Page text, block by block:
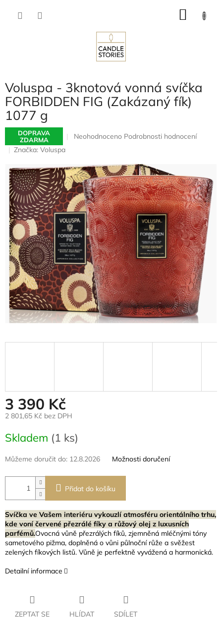
Voluspa - 3knotová vonná svíčka
FORBIDDEN FIG (Zakázaný fík)
1077 g
DOPRAVA
ZDARMA
Průměrné
je
0,0
z
5
hvězdiček.
Neohodnoceno Podrobnosti hodnocení
Značka: Voluspa
3 390 Kč
2 801,65 Kč bez DPH
cena:
Skladem (1 ks)
Můžeme doručit do: 12.8.2026 Možnosti doručení
Přidat do košíku
Svíčka ve Vašem interiéru vykouzlí atmosféru orientálního trhu,
kde voní červené přezrálé fíky a růžový olej z luxusních
parfémů.Ovocná vůně přezrálých fíků, zjemněná mléčnými tóny
sametového pižma, doplněná o vůni půlnoční růže a svěžest
zelených fíkových listů. Vůně je perfektně vyvážená a harmonická.
Detailní informace
ZEPTAT SE HLÍDAT SDÍLET